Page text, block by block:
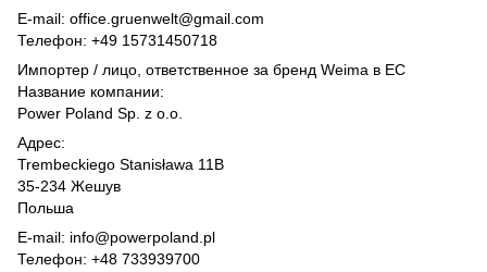
E-mail: office.gruenwelt@gmail.com
Телефон: +49 15731450718
Импортер / лицо, ответственное за бренд Weima в ЕС
Название компании:
Power Poland Sp. z o.o.
Адрес:
Trembeckiego Stanisława 11B
35-234 Жешув
Польша
E-mail: info@powerpoland.pl
Телефон: +48 733939700